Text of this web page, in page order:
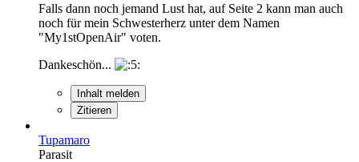
Falls dann noch jemand Lust hat, auf Seite 2 kann man auch
noch für mein Schwesterherz unter dem Namen
"My1stOpenAir" voten.
Dankeschön...
Inhalt melden
Zitieren
Tupamaro
Parasit